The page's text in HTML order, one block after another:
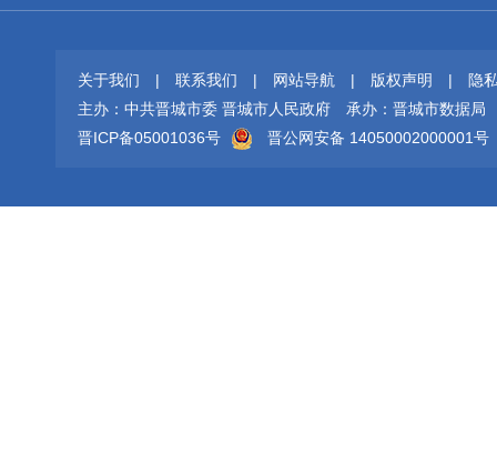
关于我们 | 联系我们 | 网站导航 | 版权声明 |
隐
主办：中共晋城市委 晋城市人民政府
承办：晋城市数据局
晋ICP备05001036号
晋公网安备 14050002000001号